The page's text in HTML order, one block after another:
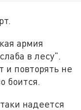
армия
в лесу".
и повторять не
боится.
надеется